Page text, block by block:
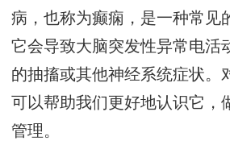
病，也称为癫痫，是一种常见
它会导致大脑突发性异常电活
的抽搐或其他神经系统症状。
可以帮助我们更好地认识它，
管理。